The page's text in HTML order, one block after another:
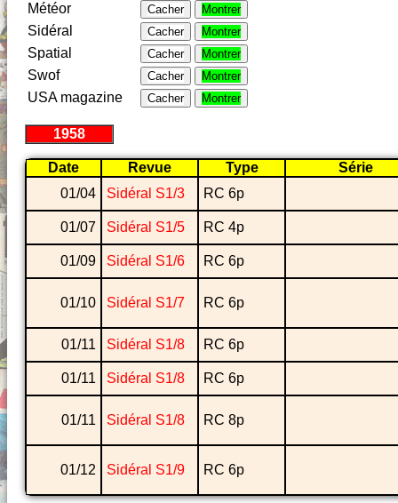
Météor Cacher Montrer
Sidéral Cacher Montrer
Spatial Cacher Montrer
Swof Cacher Montrer
USA magazine Cacher Montrer
1958
Date Revue Type
Série
01/04
Sidéral S1/3 RC 6p
01/07 Sidéral S1/5 RC 4p
01/09 Sidéral S1/6 RC 6p
01/10 Sidéral S1/7 RC 6p
01/11 Sidéral S1/8 RC 6p
01/11 Sidéral S1/8 RC 6p
01/11 Sidéral S1/8 RC 8p
01/12 Sidéral S1/9 RC 6p